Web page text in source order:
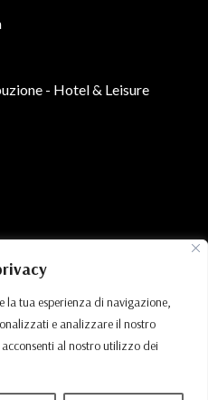
tua esperienza di navigazione,
e analizzare il nostro
al nostro utilizzo dei
- Hotel & Leisure